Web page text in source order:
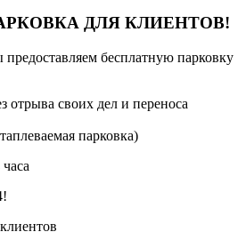
ДЛЯ КЛИЕНТОВ!
бесплатную парковку
отрыва своих дел и переноса
парковка)